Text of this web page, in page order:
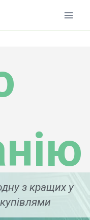
з кращих у